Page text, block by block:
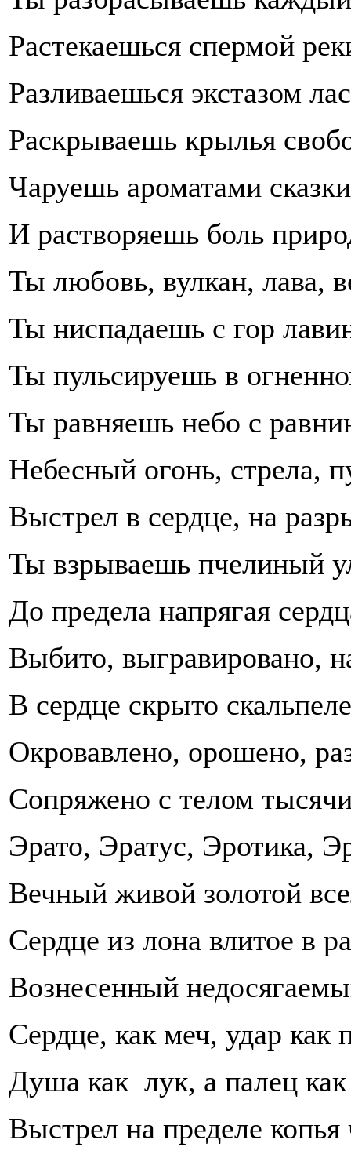
Растекаешься спермой
Разливаешься экстазом
Раскрываешь крылья
Чаруешь ароматами сказки
И растворяешь боль
Ты любовь, вулкан, лава,
Ты ниспадаешь с гор
Ты пульсируешь в
Ты равняешь небо с
Небесный огонь, стрела,
Выстрел в сердце, на
Ты взрываешь пчелиный
До предела напрягая
Выбито, выгравировано,
В сердце скрыто
Окровавлено, орошено,
Сопряжено с телом
Эрато, Эратус, Эротика,
Вечный живой золотой
Сердце из лона влитое в
Вознесенный
Сердце, как меч, удар как
Душа как лук, а палец
Выстрел на пределе копья